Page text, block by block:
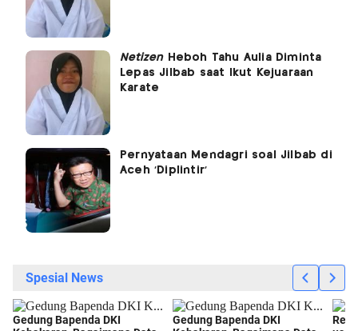
NetizenHeboh Tahu Aulia Diminta
Lepas Jilbab saat Ikut Kejuaraan
Karate
Pernyataan Mendagri soal Jilbab di
Aceh 'Diplintir'